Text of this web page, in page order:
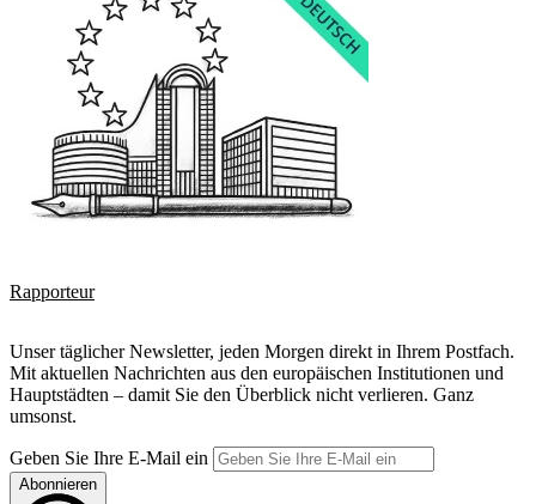
Rapporteur
Unser täglicher Newsletter, jeden Morgen direkt in Ihrem Postfach.
Mit aktuellen Nachrichten aus den europäischen Institutionen und
Hauptstädten – damit Sie den Überblick nicht verlieren. Ganz
umsonst.
Geben Sie Ihre E-Mail ein
Abonnieren